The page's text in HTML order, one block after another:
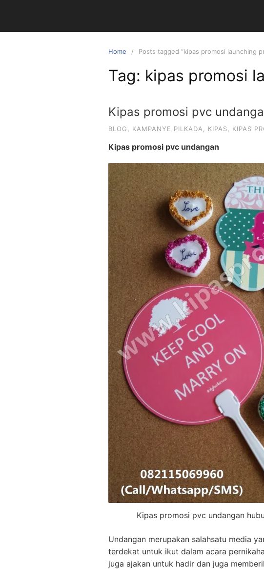
content
Home Posts tagged “kipas promosi launching
Tag: kipas promosi
Kipas promosi pvc
BLOG KAMPANYE PILKADA KIPAS KIPAS
Kipas promosi pvc undangan
Kipas promosi pvc undangan
Undangan merupakan salahsatu media
terdekat untuk ikut dalam acara
juga ajakan untuk hadir dan juga